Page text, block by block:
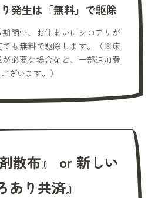
発生は「無料」で駆除
間中、お住まいにシロアリが
も無料で駆除します。（※床
必要な場合など、一部追加費
ざいます。）
散布』 or 新しい
あり共済』